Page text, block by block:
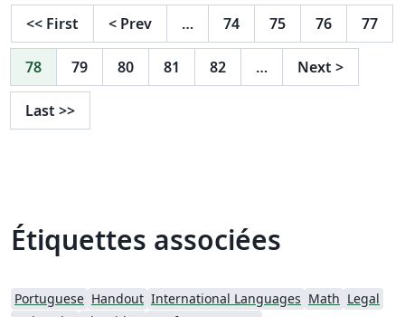
<< First < Prev … 74 75 76 77
78 79 80 81 82 … Next >
Last >>
Étiquettes associées
Portuguese Handout International Languages Math Legal